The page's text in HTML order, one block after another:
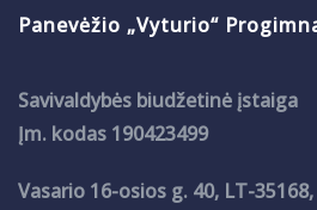
Panevėžio „Vyturio“
Savivaldybės biudžetinė įstaiga
Įm. kodas 190423499
Vasario 16-osios g. 40, LT-